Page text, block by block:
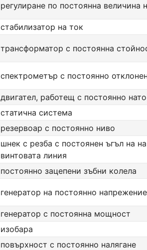
регулиране по постоянна величина
стабилизатор на ток
трансформатор с постоянна
спектрометър с постоянно
двигател, работещ с постоянно
статична система
резервоар с постоянно ниво
шнек с резба с постоянен ъгъл на
винтовата линия
постоянно зацепени зъбни колела
генератор на постоянно напрежение
генератор с постоянна мощност
изобара
повърхност с постоянно налягане